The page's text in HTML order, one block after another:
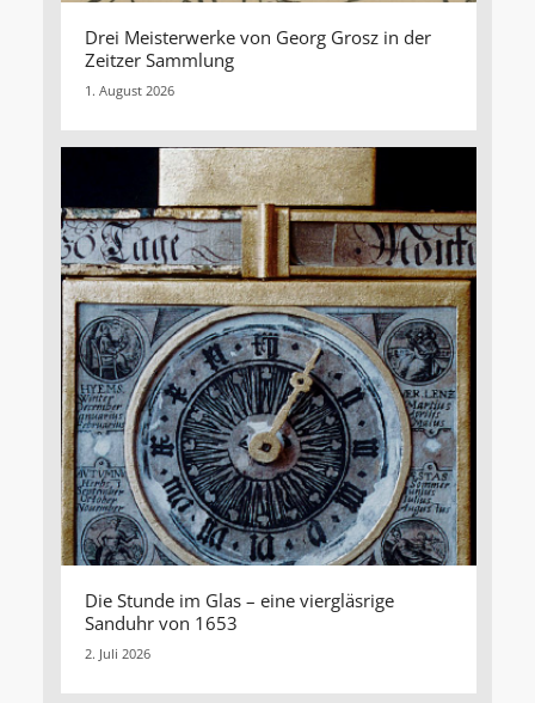
Drei Meisterwerke von Georg Grosz in der
Zeitzer Sammlung
1. August 2026
Die Stunde im Glas – eine viergläsrige
Sanduhr von 1653
2. Juli 2026